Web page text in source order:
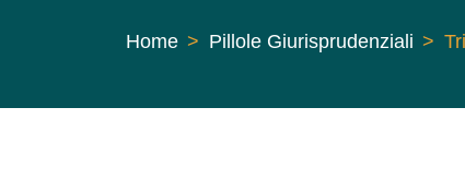
Home Pillole Giurisprudenziali